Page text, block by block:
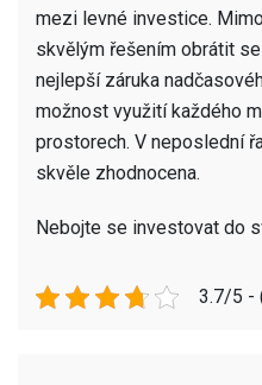
mezi levné investice.
skvělým řešením obrátit
nejlepší záruka
možnost využití každého
prostorech. V neposlední
skvěle zhodnocena.
Nebojte se investovat do
3.7/5 -